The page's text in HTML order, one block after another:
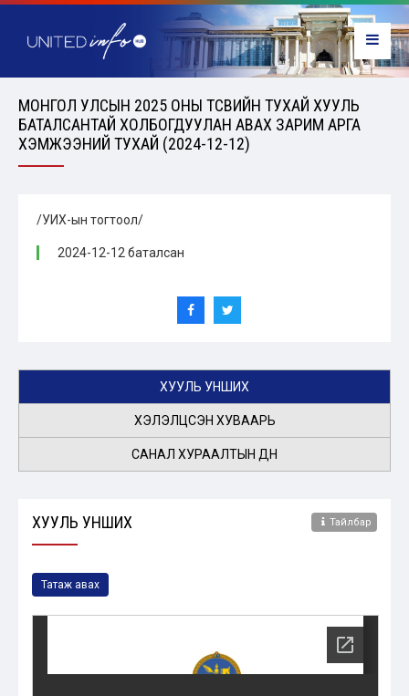
МОНГОЛ УЛСЫН 2025 ОНЫ ТӨСВИЙН ТУХАЙ ХУУЛЬ
БАТАЛСАНТАЙ ХОЛБОГДУУЛАН АВАХ ЗАРИМ АРГА
ХЭМЖЭЭНИЙ ТУХАЙ (2024-12-12)
/УИХ-ын тогтоол/
2024-12-12 баталсан
ХУУЛЬ УНШИХ
ХЭЛЭЛЦСЭН ХУВААРЬ
САНАЛ ХУРААЛТЫН ДҮН
ХУУЛЬ УНШИХ Тайлбар
Татаж авах